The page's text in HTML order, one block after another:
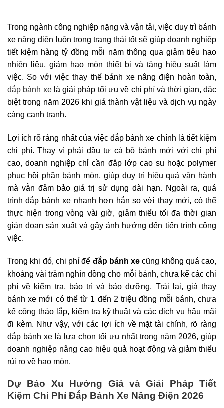
Trong ngành công nghiệp nặng và vận tải, việc duy trì bánh
xe nâng điện luôn trong trạng thái tốt sẽ giúp doanh nghiệp
tiết kiệm hàng tỷ đồng mỗi năm thông qua giảm tiêu hao
nhiên liệu, giảm hao mòn thiết bị và tăng hiệu suất làm
việc. So với việc thay thế bánh xe nâng điện hoàn toàn,
đắp bánh xe là giải pháp tối ưu về chi phí và thời gian, đặc
biệt trong năm 2026 khi giá thành vật liệu và dịch vụ ngày
càng cạnh tranh.
Lợi ích rõ ràng nhất của việc đắp bánh xe chính là tiết kiệm
chi phí. Thay vì phải đầu tư cả bộ bánh mới với chi phí
cao, doanh nghiệp chỉ cần đắp lớp cao su hoặc polymer
phục hồi phần bánh mòn, giúp duy trì hiệu quả vận hành
mà vẫn đảm bảo giá trị sử dụng dài hạn. Ngoài ra, quá
trình đắp bánh xe nhanh hơn hẳn so với thay mới, có thể
thực hiện trong vòng vài giờ, giảm thiểu tối đa thời gian
gián đoạn sản xuất và gây ảnh hưởng đến tiến trình công
việc.
Trong khi đó, chi phí để đắp bánh xecũng không quá cao,
khoảng vài trăm nghìn đồng cho mỗi bánh, chưa kể các chi
phí về kiểm tra, bảo trì và bảo dưỡng. Trái lại, giá thay
bánh xe mới có thể từ 1 đến 2 triệu đồng mỗi bánh, chưa
kể công tháo lắp, kiểm tra kỹ thuật và các dịch vụ hậu mãi
đi kèm. Như vậy, với các lợi ích về mặt tài chính, rõ ràng
đắp bánh xe là lựa chọn tối ưu nhất trong năm 2026, giúp
doanh nghiệp nâng cao hiệu quả hoạt động và giảm thiểu
rủi ro về hao mòn.
Dự Báo Xu Hướng Giá và Giải Pháp Tiết
Kiệm Chi Phí Đắp Bánh Xe Nâng Điện 2026